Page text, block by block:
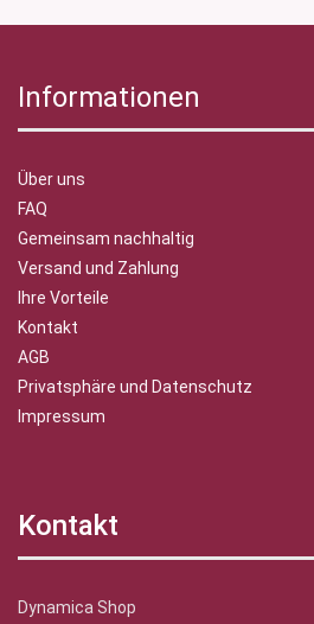
Informationen
Über uns
FAQ
Gemeinsam nachhaltig
Versand und Zahlung
Ihre Vorteile
Kontakt
AGB
Privatsphäre und Datenschutz
Impressum
Kontakt
Dynamica Shop